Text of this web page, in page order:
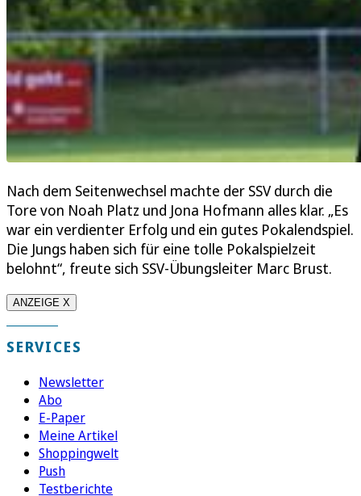
Nach dem Seitenwechsel machte der SSV durch die
Tore von Noah Platz und Jona Hofmann alles klar. „Es
war ein verdienter Erfolg und ein gutes Pokalendspiel.
Die Jungs haben sich für eine tolle Pokalspielzeit
belohnt“, freute sich SSV-Übungsleiter Marc Brust.
ANZEIGE X
SERVICES
Newsletter
Abo
E-Paper
Meine Artikel
Shoppingwelt
Push
Testberichte